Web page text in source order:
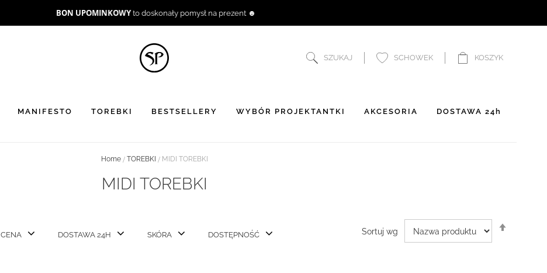
BON UPOMINKOWYto doskonały pomysł na prezent ☻
SZUKAJ SCHOWEK KOSZYK
MANIFESTO TOREBKI BESTSELLERY WYBÓR PROJEKTANTKI AKCESORIA DOSTAWA 24h
Home TOREBKI MIDI TOREBKI
MIDI TOREBKI
CENA DOSTAWA 24H SKÓRA DOSTĘPNOŚĆ Sortuj wg